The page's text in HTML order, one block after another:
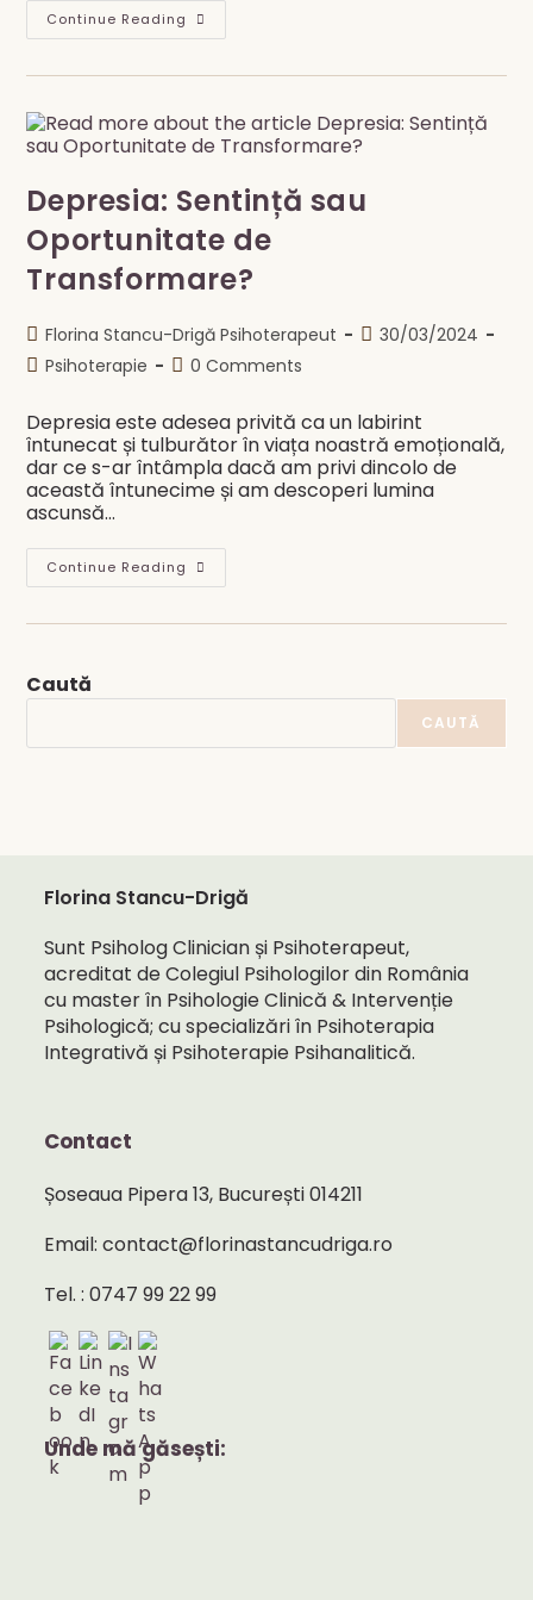
Continue Reading De
Ce
Performante
Un
Nou
An
Depresia: Sentință sau
Oportunitate de
Transformare?
Post
author:
Florina Stancu-Drigă Psihoterapeut
Post30/03/2024
PostPsihoterapie
Post0 Comments
Depresia este adesea privită ca un labirint
întunecat și tulburător în viața noastră emoțională,
dar ce s-ar întâmpla dacă am privi dincolo de
această întunecime și am descoperi lumina
ascunsă…
Continue Reading Depresia:
Sentință
Oportunitate
Caută
CAUTĂ
Florina Stancu-Drigă
Sunt Psiholog Clinician și Psihoterapeut,
acreditat de Colegiul Psihologilor din România
cu master în Psihologie Clinică & Intervenție
Psihologică; cu specializări în Psihoterapia
Integrativă și Psihoterapie Psihanalitică.
Contact
Șoseaua Pipera 13, București 014211
Email: contact@florinastancudriga.ro
Tel. : 0747 99 22 99
Unde mă găsești: